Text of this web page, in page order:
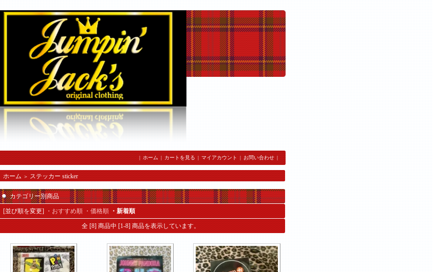
| ホーム | カートを見る | マイアカウント | お問い合わせ |
ホーム ＞ ステッカー sticker
カテゴリー別商品
[並び順を変更] ・おすすめ順 ・価格順 ・新着順
全 [8] 商品中 [1-8] 商品を表示しています。